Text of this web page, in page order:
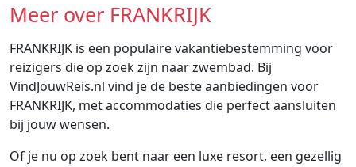
Meer over FRANKRIJK
FRANKRIJK is een populaire vakantiebestemming voor
reizigers die op zoek zijn naar zwembad. Bij
VindJouwReis.nl vind je de beste aanbiedingen voor
FRANKRIJK, met accommodaties die perfect aansluiten
bij jouw wensen.
Of je nu op zoek bent naar een luxe resort, een gezellig